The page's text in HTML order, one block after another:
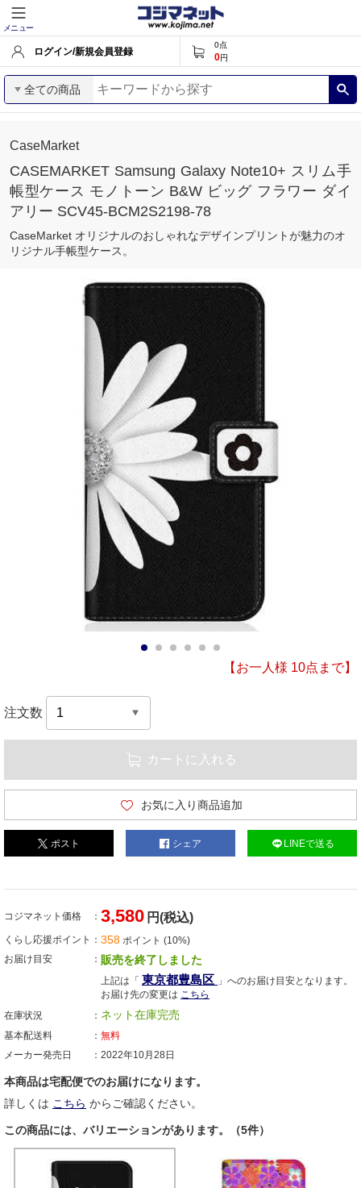
メニュー
ログイン/新規会員登録
0点
0円
全ての商品
CaseMarket
CASEMARKET Samsung Galaxy Note10+ スリム手
帳型ケース モノトーン B&W ビッグ フラワー ダイ
アリー SCV45-BCM2S2198-78
CaseMarket オリジナルのおしゃれなデザインプリントが魅力のオ
リジナル手帳型ケース。
【お一人様 10点まで】
注文数
カートに入れる
お気に入り商品追加
ポスト シェア LINEで送る
コジマネット価格 3,580 円(税込)
くらし応援ポイント 358 ポイント (10%)
お届け目安
販売を終了しました
上記は「 東京都豊島区 」へのお届け目安となります。
お届け先の変更は こちら
在庫状況
ネット在庫完売
基本配送料
無料
メーカー発売日
2022年10月28日
本商品は宅配便でのお届けになります。
詳しくは こちら からご確認ください。
この商品には、バリエーションがあります。（5件）